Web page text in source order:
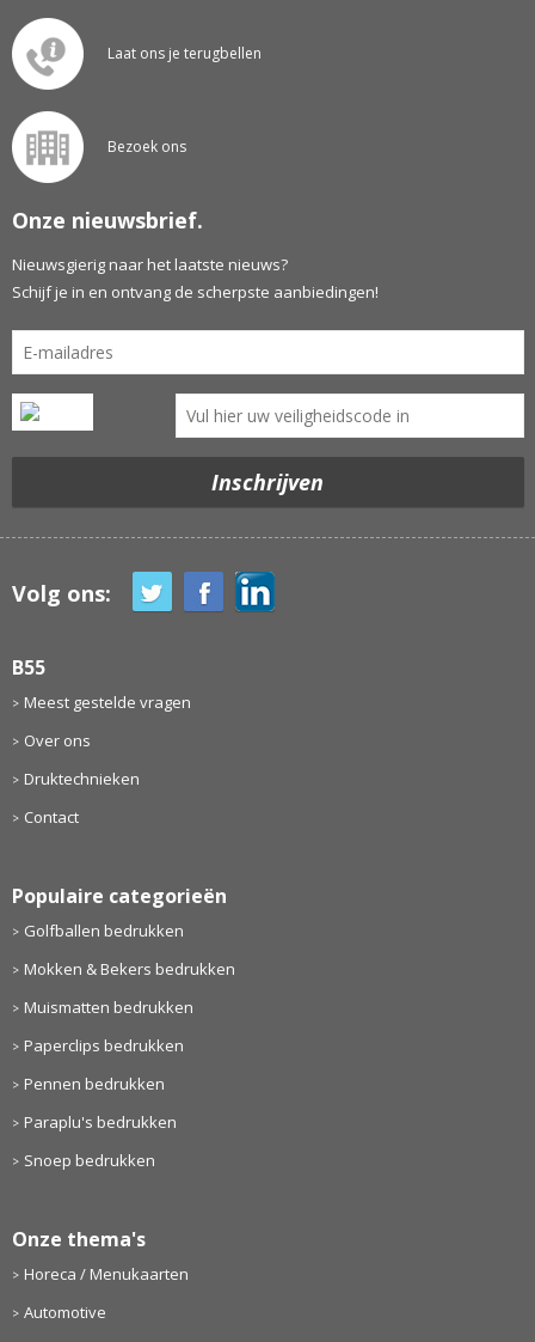
Laat ons je terugbellen
Bezoek ons
Onze nieuwsbrief.
Nieuwsgierig naar het laatste nieuws?
Schijf je in en ontvang de scherpste aanbiedingen!
Volg ons:
B55
Meest gestelde vragen
Over ons
Druktechnieken
Contact
Populaire categorieën
Golfballen bedrukken
Mokken & Bekers bedrukken
Muismatten bedrukken
Paperclips bedrukken
Pennen bedrukken
Paraplu's bedrukken
Snoep bedrukken
Onze thema's
Horeca / Menukaarten
Automotive